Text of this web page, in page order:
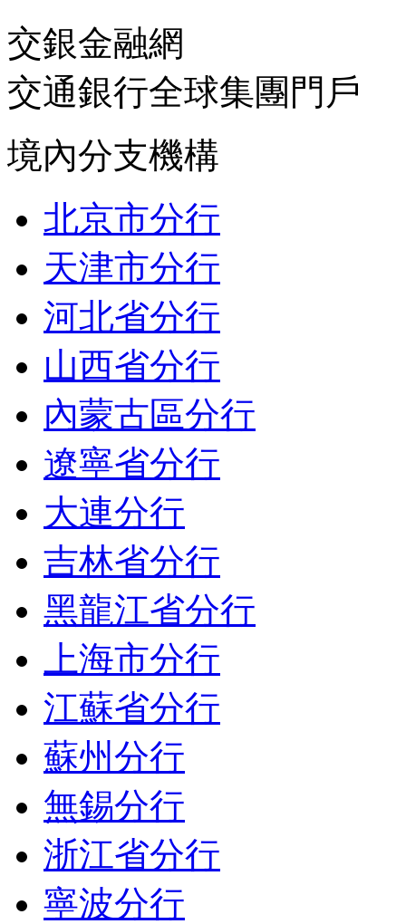
交銀金融網
交通銀行全球集團門戶
境內分支機構
北京市分行
天津市分行
河北省分行
山西省分行
內蒙古區分行
遼寧省分行
大連分行
吉林省分行
黑龍江省分行
上海市分行
江蘇省分行
蘇州分行
無錫分行
浙江省分行
寧波分行